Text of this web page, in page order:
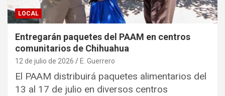
LOCAL
Entregarán paquetes del PAAM en centros
comunitarios de Chihuahua
12 de julio de 2026 E. Guerrero
El PAAM distribuirá paquetes alimentarios del
13 al 17 de julio en diversos centros